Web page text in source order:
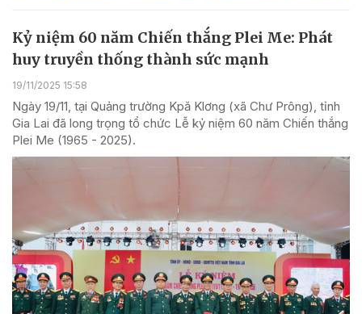
Kỷ niệm 60 năm Chiến thắng Plei Me: Phát
huy truyền thống thành sức mạnh
19/11/2025 15:58
Ngày 19/11, tại Quảng trường Kpă Klơng (xã Chư Prông), tỉnh
Gia Lai đã long trọng tổ chức Lễ kỷ niệm 60 năm Chiến thắng
Plei Me (1965 - 2025).